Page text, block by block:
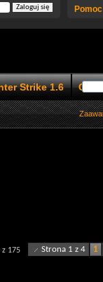
Pomoc
Strike 1.6
Strona 1 z 4 1
175